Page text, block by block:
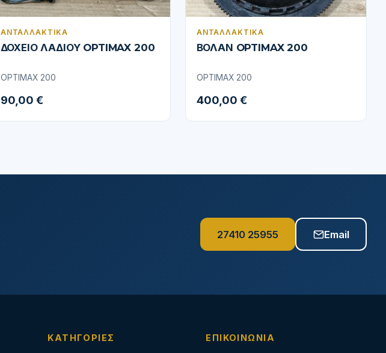
ΑΝΤΑΛΛΑΚΤΙΚΆ
ΔΟΧΕΙΟ ΛΑΔΙΟΥ OPTIMAX 200
OPTIMAX 200
90,00 €
ΑΝΤΑΛΛΑΚΤΙΚΆ
ΒΟΛΑΝ OPTIMAX 200
OPTIMAX 200
400,00 €
27410 25955 Email
ΚΑΤΗΓΟΡΊΕΣ ΕΠΙΚΟΙΝΩΝΊΑ